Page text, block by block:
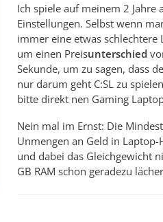
Ich spiele auf meinem 2
Einstellungen. Selbst wenn
immer eine etwas schlechtere
um einen Preisunterschied
Sekunde, um zu sagen, dass
nur darum geht C:SL zu
bitte direkt nen Gaming
Nein mal im Ernst: Die
Unmengen an Geld in
und dabei das Gleichgewicht
GB RAM schon geradezu